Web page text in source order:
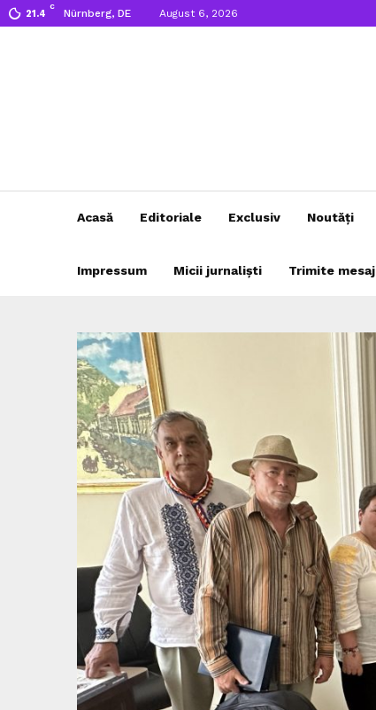
21.4
C
Nürnberg, DE August 6, 2026
Acasă Editoriale Exclusiv Noutăți
Impressum Micii jurnaliști Trimite mesaj